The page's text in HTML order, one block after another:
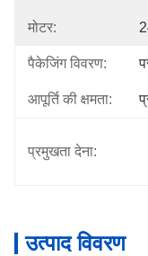
मोटर:
पैकेजिंग विवरण:
आपूर्ति की क्षमता:
प्रमुखता देना:
उत्पाद विवरण